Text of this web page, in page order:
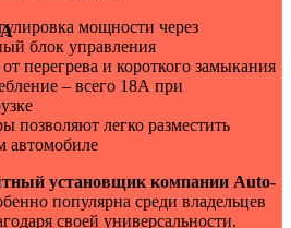
мощности через
блок управления
перегрева и короткого замыкания
– всего 18А при
позволяют легко разместить
автомобиле
установщик компании Auto-
популярна среди владельцев
своей универсальности.